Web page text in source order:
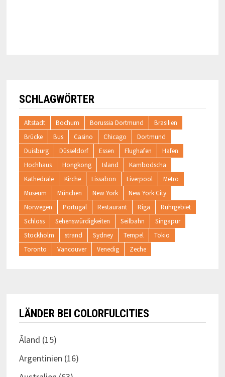
SCHLAGWÖRTER
Altstadt Bochum Borussia Dortmund
Brasilien
Brücke
Bus Casino Chicago
Dortmund
Duisburg
Düsseldorf Essen Flughafen
Hafen
Hochhaus
Hongkong Island
Kambodscha
Kathedrale
Kirche Lissabon Liverpool
Metro
Museum
München New York
New York City
Norwegen
Portugal Restaurant Riga
Ruhrgebiet
Schloss
Sehenswürdigkeiten Seilbahn
Singapur
Stockholm
strand Sydney Tempel
Tokio
Toronto
Vancouver Venedig Zeche
LÄNDER BEI COLORFULCITIES
Åland (15)
Argentinien (16)